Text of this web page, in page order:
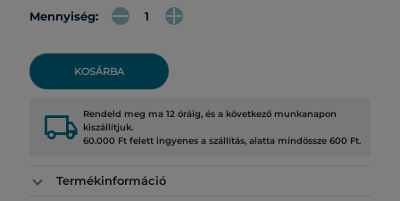
Mennyiség:
KOSÁRBA
local_shipping Rendeld meg ma 12 óráig, és a következő munkanapon
kiszállítjuk.
60.000 Ft felett ingyenes a szállítás, alatta mindössze 600 Ft.
Termékinformáció